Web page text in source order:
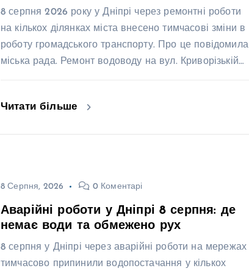
8 серпня 2026 року у Дніпрі через ремонтні роботи
на кількох ділянках міста внесено тимчасові зміни в
роботу громадського транспорту. Про це повідомила
міська рада. Ремонт водоводу на вул. Криворізькій…
Читати більше
8 Серпня, 2026 0 Коментарі
Аварійні роботи у Дніпрі 8 серпня: де
немає води та обмежено рух
8 серпня у Дніпрі через аварійні роботи на мережах
тимчасово припинили водопостачання у кількох